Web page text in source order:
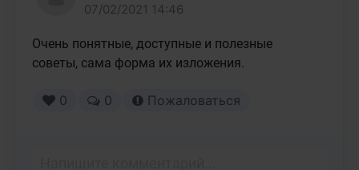
07/02/2021 14:46
Очень понятные, доступные и полезные
советы, сама форма их изложения.
0 0 Пожаловаться